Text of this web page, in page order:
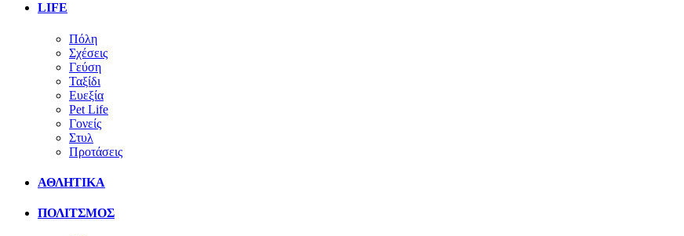
LIFE
Πόλη
Σχέσεις
Γεύση
Ταξίδι
Ευεξία
Pet Life
Γονείς
Στυλ
Προτάσεις
ΑΘΛΗΤΙΚΑ
ΠΟΛΙΤΣΜΟΣ